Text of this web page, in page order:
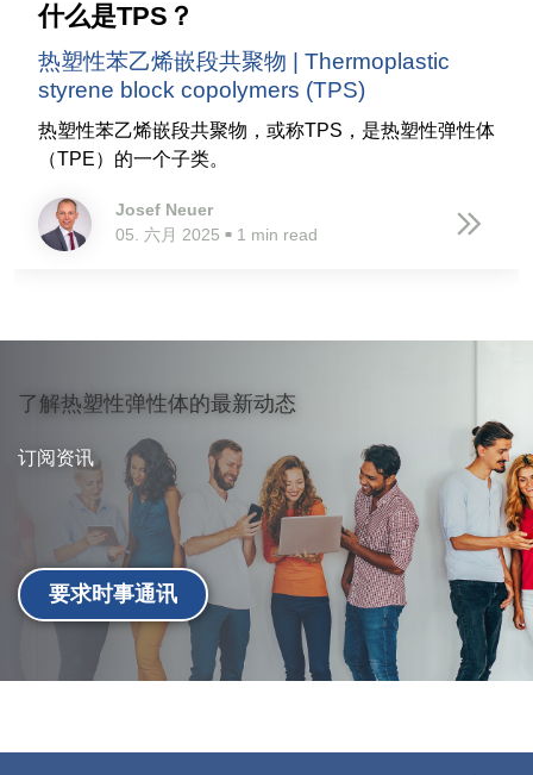
什么是TPS？
热塑性苯乙烯嵌段共聚物 | Thermoplastic
styrene block copolymers (TPS)
热塑性苯乙烯嵌段共聚物，或称TPS，是热塑性弹性体
（TPE）的一个子类。
Josef Neuer
05. 六月 2025 ■ 1 min read
了解热塑性弹性体的最新动态
订阅资讯
要求时事通讯